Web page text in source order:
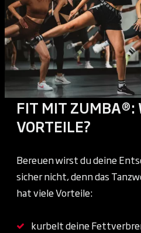
FIT MIT ZUMBA®:
VORTEILE?
Bereuen wirst du deine
sicher nicht, denn das
hat viele Vorteile:
kurbelt deine